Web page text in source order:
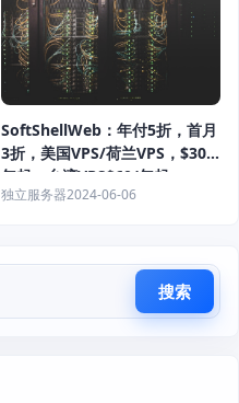
SoftShellWeb：年付5折，首月
3折，美国VPS/荷兰VPS，$30/
年起；台湾VPS$60/年起
独立服务器2024-06-06
搜索